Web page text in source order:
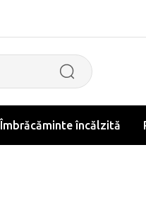
Îmbrăcăminte încălzită